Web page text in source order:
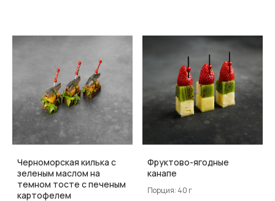
Черноморская килька с
зеленым маслом на
темном тосте с печеным
картофелем
Фруктово-ягодные
канапе
Порция: 40 г